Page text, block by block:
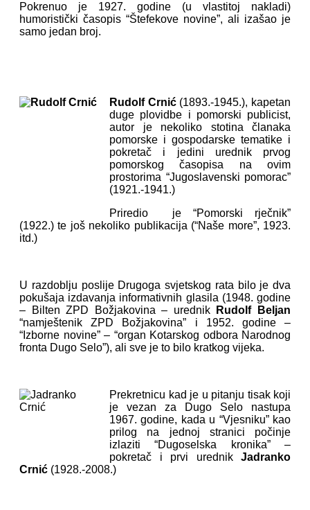
Pokrenuo je 1927. godine (u vlastitoj nakladi)
humoristički časopis “Štefekove novine”, ali izašao je
samo jedan broj.
Rudolf Crnić(1893.-1945.), kapetan
duge plovidbe i pomorski publicist,
autor je nekoliko stotina članaka
pomorske i gospodarske tematike i
pokretač i jedini urednik prvog
pomorskog časopisa na ovim
prostorima “Jugoslavenski pomorac”
(1921.-1941.)
Priredio je “Pomorski rječnik”
(1922.) te još nekoliko publikacija (“Naše more”, 1923.
itd.)
U razdoblju poslije Drugoga svjetskog rata bilo je dva
pokušaja izdavanja informativnih glasila (1948. godine
– Bilten ZPD Božjakovina – urednik
Rudolf Beljan
“namještenik ZPD Božjakovina” i 1952. godine –
“Izborne novine” – “organ Kotarskog odbora Narodnog
fronta Dugo Selo”), ali sve je to bilo kratkog vijeka.
Prekretnicu kad je u pitanju tisak koji
je vezan za Dugo Selo nastupa
1967. godine, kada u “Vjesniku” kao
prilog na jednoj stranici počinje
izlaziti “Dugoselska kronika” –
pokretač i prvi urednik Jadranko
Crnić (1928.-2008.)